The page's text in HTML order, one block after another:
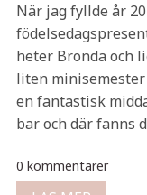
När jag fyllde år
heter Bronda och
liten
en fantastisk
bar och där fanns
0 kommentarer